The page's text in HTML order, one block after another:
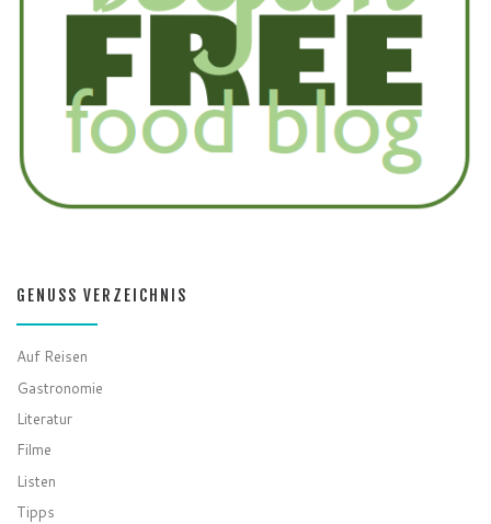
GENUSS VERZEICHNIS
Auf Reisen
Gastronomie
Literatur
Filme
Listen
Tipps